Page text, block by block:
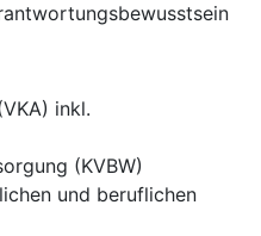
inkl.
(KVBW)
und beruflichen